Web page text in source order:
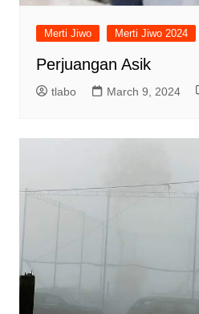
Merti Jiwo Merti Jiwo 2024
Perjuangan Asik
tlabo March 9, 2024